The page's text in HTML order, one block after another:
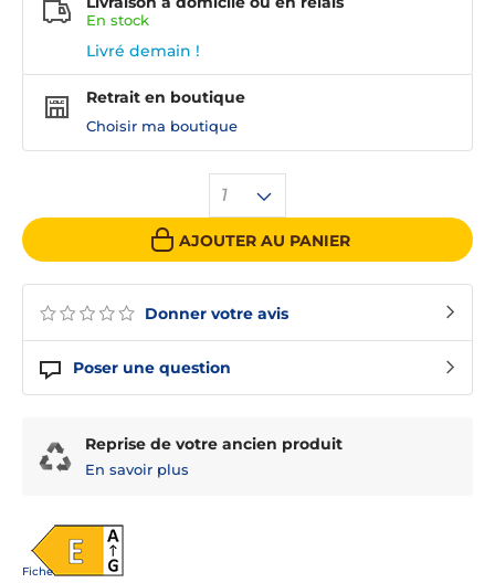
Donner votre avis
Poser une question
1
AJOUTER AU PANIER
En stock
Livré demain !
Retrait en boutique
Choisir ma boutique
Reprise de votre ancien produit
En savoir plus
Fiche